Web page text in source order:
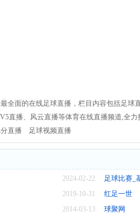
全面的在线足球直播，栏目内容包括足球
直播、风云直播等体育在线直播频道,全力
直播 足球视频直播
2024-02-22
足球比赛_
2019-10-31
红足一世
2014-03-13
球聚网